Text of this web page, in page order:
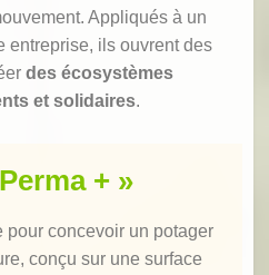
Appliqués à un
entreprise, ils ouvrent des
des écosystèmes
et solidaires.
+ »
pour concevoir un potager
conçu sur une surface